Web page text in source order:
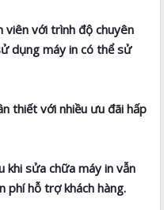
viên với trình độ chuyên
dụng máy in có thể sử
thiết với nhiều ưu đãi hấp
khi sửa chữa máy in vẫn
phí hỗ trợ khách hàng.